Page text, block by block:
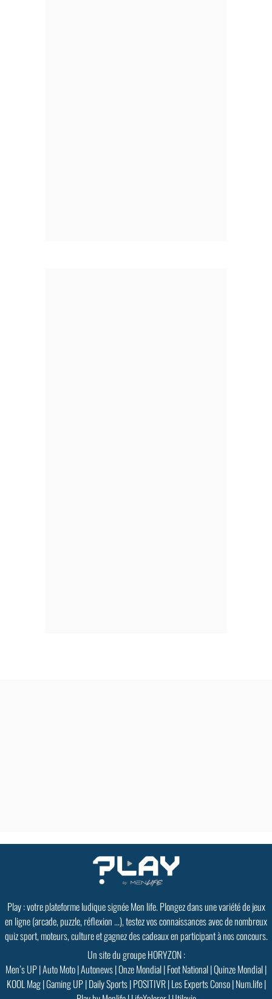
Play : votre plateforme ludique signée Men life. Plongez dans une variété de jeux
en ligne (arcade, puzzle, réflexion ...), testez vos connaissances avec de nombreux
quiz sport, moteurs, culture et gagnez des cadeaux en participant à nos concours.
Un site du groupe HORYZON :
Men’s UP|Auto Moto|Autonews|Onze Mondial|Foot National|Quinze Mondial|
KOOL Mag|Gaming UP|Daily Sports|POSITIVR|Les Experts Conso|Num.life|